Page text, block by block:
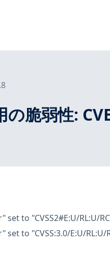
脆弱性:
to "CVSS2#E:U/RL:U/
to "CVSS:3.0/E:U/RL:U/